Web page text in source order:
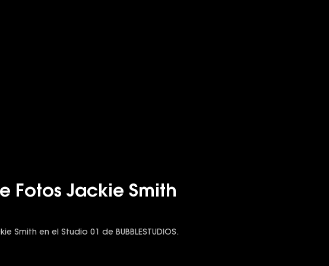
Fotos Jackie Smith
en el Studio 01 de BUBBLESTUDIOS.